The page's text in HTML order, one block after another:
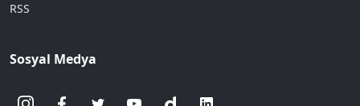
RSS
Sosyal Medya